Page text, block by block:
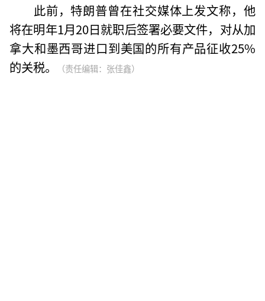
此前，特朗普曾在社交媒体上发文称，他
将在明年1月20日就职后签署必要文件，对从加
拿大和墨西哥进口到美国的所有产品征收25%
的关税。
（责任编辑：张佳鑫）